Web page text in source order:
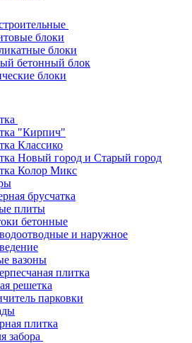
блоки
блоки
бетонный блок
блоки
"Кирпич"
Классико
Новый город и Старый город
Колор Микс
брусчатка
плиты
бетонные
и наружное
вазоны
плитка
решетка
парковки
плитка
забора